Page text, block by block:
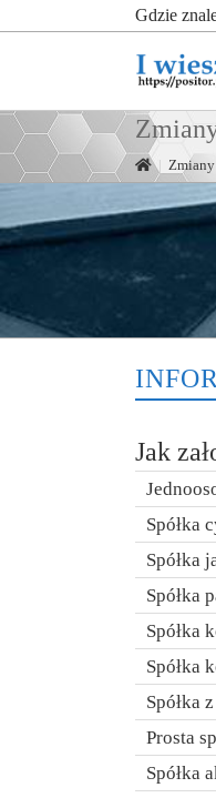
Gdzie
| Zmiany
Jak
Spółka
Spółka
Spółka
Spółka
Spółka
Spółka
Prosta
Spółka